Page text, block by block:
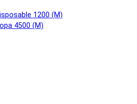
1200 (М)
4500 (М)